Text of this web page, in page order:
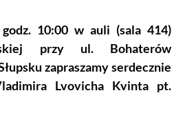
10:00 w auli (sala 414)
przy ul. Bohaterów
zapraszamy serdecznie
Lvovicha Kvinta pt.